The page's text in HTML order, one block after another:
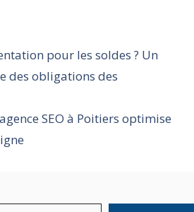
pour les soldes ? Un
des obligations des
SEO à Poitiers optimise